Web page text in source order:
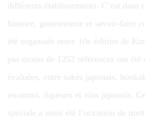
différents établissements. C’est dans
histoire, gastronomie et savoir-faire
été organisée notre 10e édition de
pas moins de 1252 références ont été
évaluées, entre sakés japonais,
awamori, liqueurs et vins japonais.
spéciale a aussi été l’occasion de